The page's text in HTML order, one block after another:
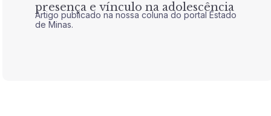
presença e vínculo na adolescência
Artigo publicado na nossa coluna do portal Estado
de Minas.